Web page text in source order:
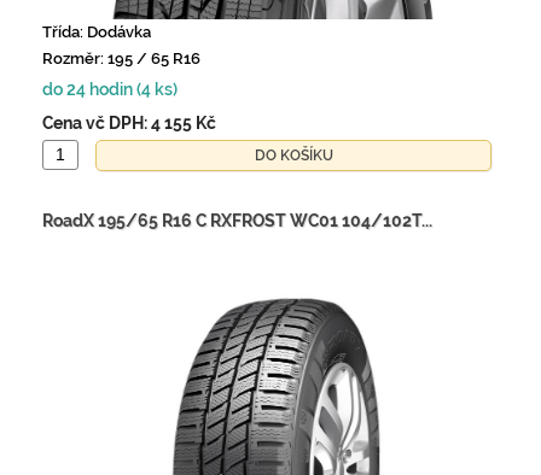
Třída: Dodávka
Rozměr: 195 / 65 R16
do 24 hodin (4 ks)
Cena vč DPH:4 155 Kč
RoadX 195/65 R16 C RXFROST WC01 104/102T...